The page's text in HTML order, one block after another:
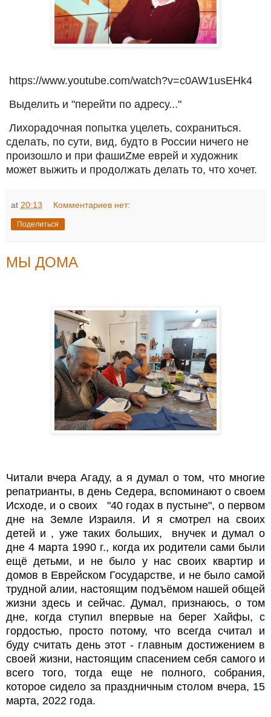
https://www.youtube.com/watch?v=c0AW1usEHk4
Выделить и "перейти по адресу..."
Лихорадочная попытка уцелеть, сохраниться.
сделать, по сути, вид, будто в России ничего не
произошло и при фашиZме еврей и художник
может выжить и продолжать делать то, что хочет.
at 20:13 Комментариев нет:
Поделиться
МЫ ДОМА
Читали вчера Агаду, а я думал о том, что многие
репатрианты, в день Седера, вспоминают о своем
Исходе, и о своих   "40 годах в пустыне", о первом
дне на Земле Израиля. И я смотрел на своих
детей и , уже таких больших,  внучек и думал о
дне 4 марта 1990 г., когда их родители сами были
ещё детьми, и не было у нас своих квартир и
домов в Еврейском Государстве, и не было самой
трудной алии, настоящим подъёмом нашей общей
жизни здесь и сейчас. Думал, признаюсь, о том
дне, когда ступил впервые на берег Хайфы, с
гордостью, просто потому, что всегда считал и
буду считать день этот - главным достижением в
своей жизни, настоящим спасением себя самого и
всего того, тогда еще не полного, собрания,
которое сидело за праздничным столом вчера, 15
марта, 2022 года.